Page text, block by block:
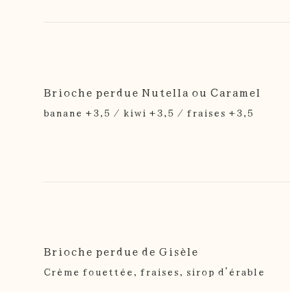
Brioche perdue Nutella ou Caramel
banane +3,5 / kiwi +3,5 / fraises +3,5
Brioche perdue de Gisèle
Crème fouettée, fraises, sirop d’érable